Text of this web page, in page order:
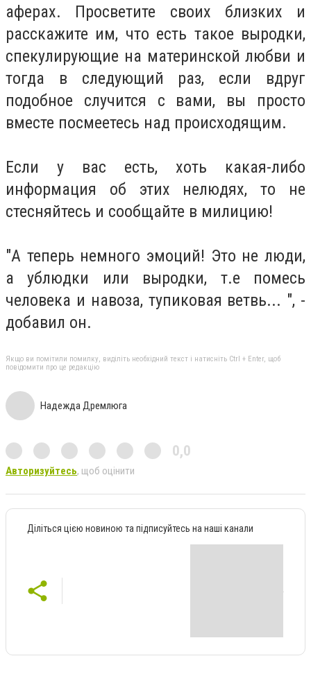
аферах. Просветите своих близких и
расскажите им, что есть такое выродки,
спекулирующие на материнской любви и
тогда в следующий раз, если вдруг
подобное случится с вами, вы просто
вместе посмеетесь над происходящим.
Если у вас есть, хоть какая-либо
информация об этих нелюдях, то не
стесняйтесь и сообщайте в милицию!
"А теперь немного эмоций! Это не люди,
а ублюдки или выродки, т.е помесь
человека и навоза, тупиковая ветвь... ", -
добавил он.
Якщо ви помітили помилку, виділіть необхідний текст і натисніть Ctrl + Enter, щоб
повідомити про це редакцію
Надежда Дремлюга
0,0
Авторизуйтесь, щоб оцінити
Діліться цією новиною та підписуйтесь на наші канали